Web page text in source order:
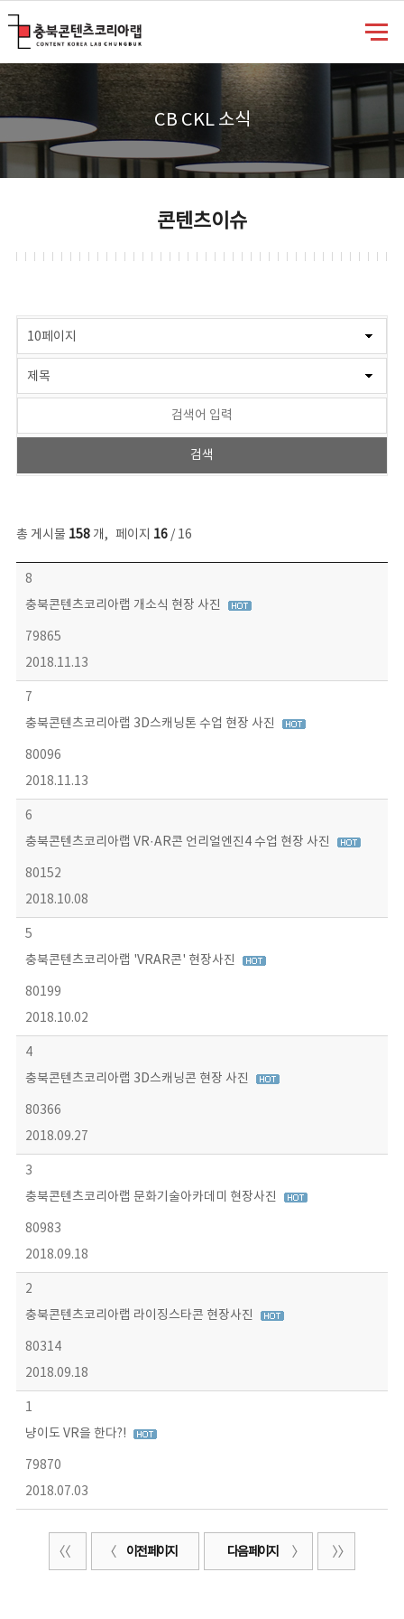
CB CKL 소식
콘텐츠이슈
총 게시물 158개, 페이지 16/ 16
콘텐츠이슈 목록 - 번호, 제목, 작성자, 파일, 조회수, 작성일 정보 제공
8
충북콘텐츠코리아랩 개소식 현장 사진
79865
2018.11.13
7
충북콘텐츠코리아랩 3D스캐닝톤 수업 현장 사진
80096
2018.11.13
6
충북콘텐츠코리아랩 VR·AR콘 언리얼엔진4 수업 현장 사진
80152
2018.10.08
5
충북콘텐츠코리아랩 'VRAR콘' 현장사진
80199
2018.10.02
4
충북콘텐츠코리아랩 3D스캐닝콘 현장 사진
80366
2018.09.27
3
충북콘텐츠코리아랩 문화기술아카데미 현장사진
80983
2018.09.18
2
충북콘텐츠코리아랩 라이징스타콘 현장사진
80314
2018.09.18
1
냥이도 VR을 한다?!
79870
2018.07.03
이전 페이지 다음 페이지